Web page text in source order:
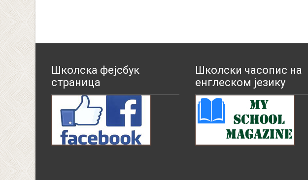
Школска фејсбук
страница
Школски часопис на
енглеском језику